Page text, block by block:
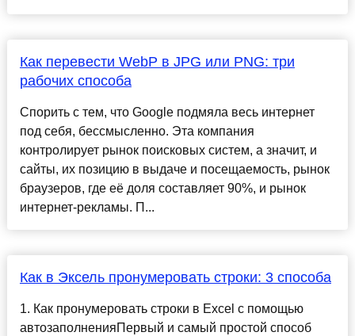
Как перевести WebP в JPG или PNG: три
рабочих способа
Спорить с тем, что Google подмяла весь интернет
под себя, бессмысленно. Эта компания
контролирует рынок поисковых систем, а значит, и
сайты, их позицию в выдаче и посещаемость, рынок
браузеров, где её доля составляет 90%, и рынок
интернет-рекламы. П...
Как в Эксель пронумеровать строки: 3 способа
1. Как пронумеровать строки в Excel с помощью
автозаполненияПервый и самый простой способ